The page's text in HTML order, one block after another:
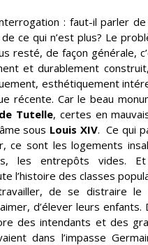
: faut-il parler
ce qui n’est plus? Le
resté, de façon générale,
et durablement
esthétiquement
récente. Car le beau
Tutelle, certes en
sous Louis XIV. Ce qui
ce sont les logements
les entrepôts vides.
l’histoire des classes
de se distraire le
d’élever leurs enfants.
des intendants et des
dans l’impasse